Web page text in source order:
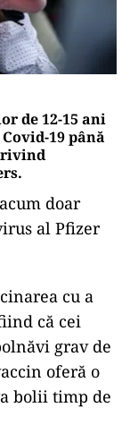
de 12-15 ani
19 până
doar
al Pfizer
cu a
că cei
grav de
oferă o
bolii timp de